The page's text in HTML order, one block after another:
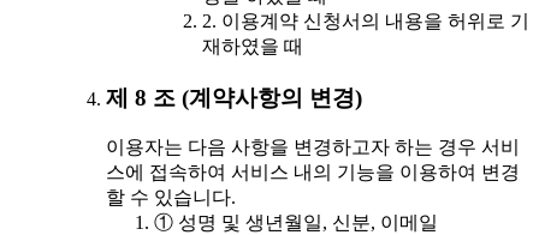
2. 이용계약 신청서의 내용을 허위로 기
재하였을 때
제 8 조 (계약사항의 변경)
이용자는 다음 사항을 변경하고자 하는 경우 서비
스에 접속하여 서비스 내의 기능을 이용하여 변경
할 수 있습니다.
① 성명 및 생년월일, 신분, 이메일